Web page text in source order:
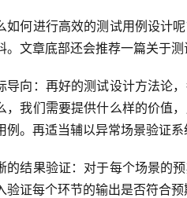
如何进行高效的测试用例设计
。文章底部还会推荐一篇关于
导向：再好的测试设计方法论
，我们需要提供什么样的价值
例。再适当辅以异常场景验证系
的结果验证：对于每个场景的
验证每个环节的输出是否符合预